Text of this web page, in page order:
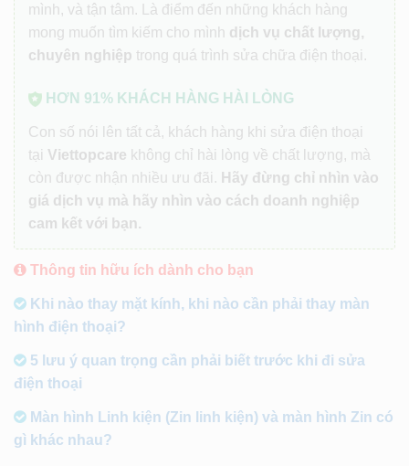
mình, và tận tâm. Là điểm đến những khách hàng
mong muốn tìm kiếm cho mình dịch vụ chất lượng,
chuyên nghiệp trong quá trình sửa chữa điện thoại.
HƠN 91% KHÁCH HÀNG HÀI LÒNG
Con số nói lên tất cả, khách hàng khi sửa điện thoại
tại Viettopcare không chỉ hài lòng về chất lượng, mà
còn được nhận nhiều ưu đãi. Hãy đừng chỉ nhìn vào
giá dịch vụ mà hãy nhìn vào cách doanh nghiệp
cam kết với bạn.
Thông tin hữu ích dành cho bạn
Khi nào thay mặt kính, khi nào cần phải thay màn
hình điện thoại?
5 lưu ý quan trọng cần phải biết trước khi đi sửa
điện thoại
Màn hình Linh kiện (Zin linh kiện) và màn hình Zin có
gì khác nhau?